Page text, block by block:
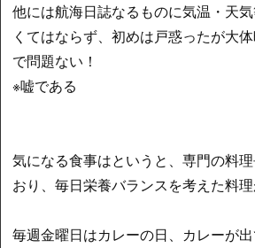
他には航海日誌なるものに気温・天
くてはならず、初めは戸惑ったが大
で問題ない！
※嘘である
気になる食事はというと、専門の料
おり、毎日栄養バランスを考えた料理
毎週金曜日はカレーの日、カレーが